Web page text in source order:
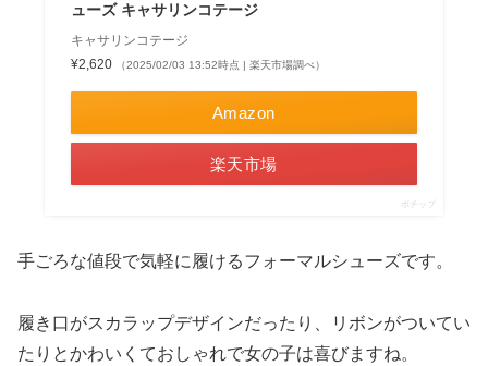
ューズ キャサリンコテージ
キャサリンコテージ
¥2,620
（2025/02/03 13:52時点 | 楽天市場調べ）
Amazon
楽天市場
ポチップ
手ごろな値段で気軽に履けるフォーマルシューズです。
履き口がスカラップデザインだったり、リボンがついてい
たりとかわいくておしゃれで女の子は喜びますね。